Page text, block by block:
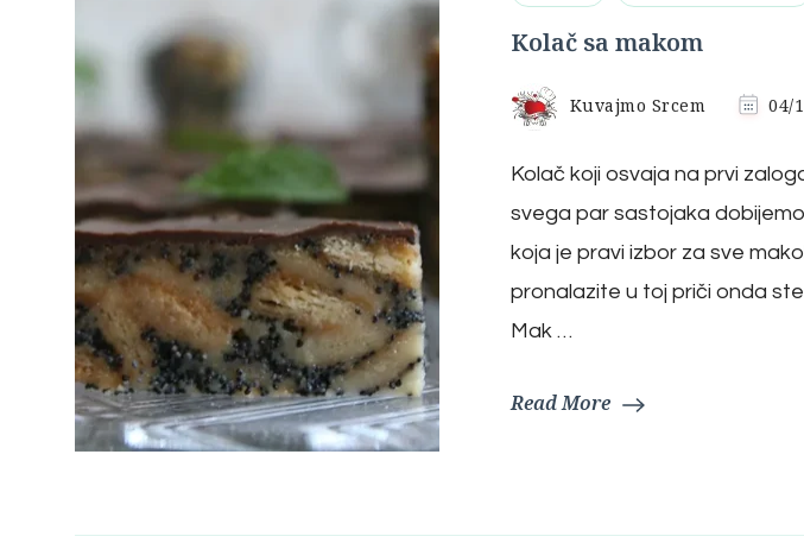
Kolač sa makom
Kuvajmo Srcem 04/
Kolač koji osvaja na prvi
svega par sastojaka
koja je pravi izbor za sve
pronalazite u toj priči onda
Mak …
Read More